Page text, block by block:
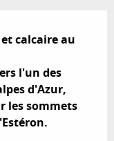
calcaire au
l'un des
d'Azur,
les sommets